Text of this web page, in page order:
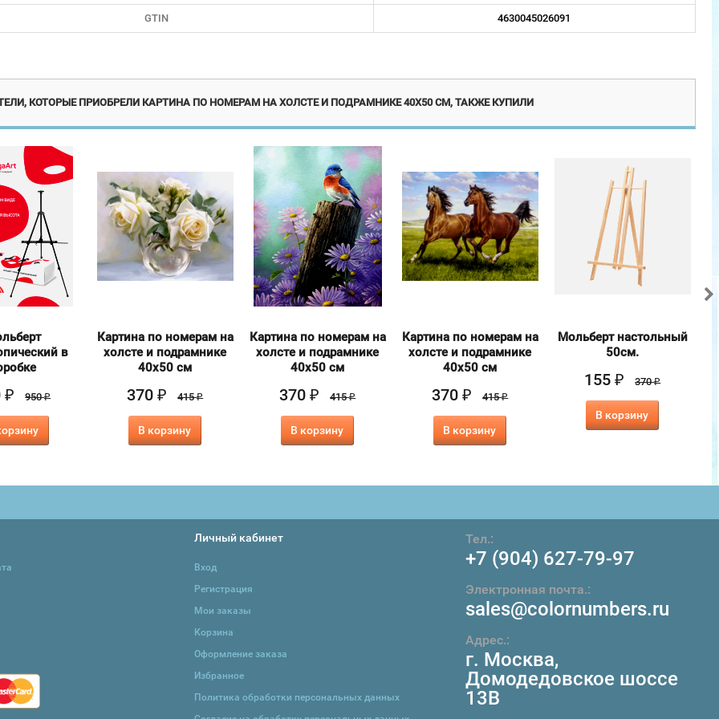
GTIN 4630045026091
КОТОРЫЕ ПРИОБРЕЛИ КАРТИНА ПО НОМЕРАМ НА ХОЛСТЕ И ПОДРАМНИКЕ 40Х50 СМ, ТАКЖЕ КУПИЛИ
в
₽ 950₽
Картина по номерам на
холсте и подрамнике
40х50 см
370₽ 415₽
В корзину
Картина по номерам на
холсте и подрамнике
40х50 см
370₽ 415₽
В корзину
Картина по номерам на
холсте и подрамнике
40х50 см
370₽ 415₽
В корзину
Мольберт настольный
50см.
155₽ 370₽
В корзину
Личный кабинет
Вход
Регистрация
Мои заказы
Корзина
Оформление заказа
Избранное
Политика обработки персональных данных
Тел.:
+7 (904) 627-79-97
Электронная почта.:
sales@colornumbers.ru
Адрес.:
г. Москва,
Домодедовское шоссе
13В